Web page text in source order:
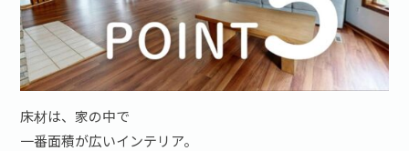
床材は、家の中で
一番面積が広いインテリア。